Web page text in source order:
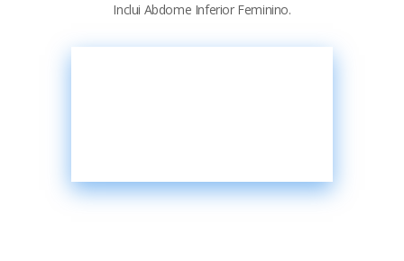
Inclui Abdome Inferior Feminino.